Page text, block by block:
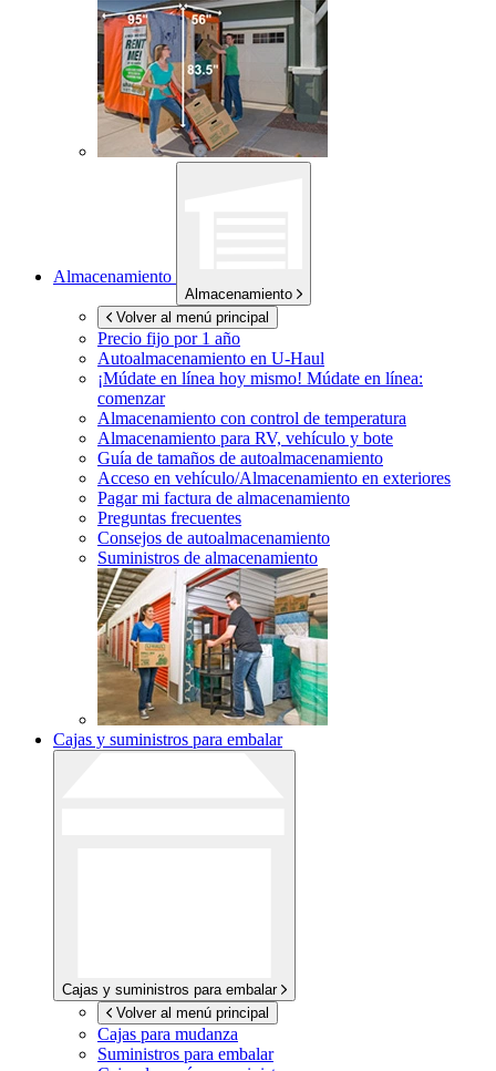
Almacenamiento
Almacenamiento
Volver al menú principal
Precio fijo por 1 año
Autoalmacenamiento en U-Haul
¡Múdate en línea hoy mismo! Múdate en línea:
comenzar
Almacenamiento con control de temperatura
Almacenamiento para RV, vehículo y bote
Guía de tamaños de autoalmacenamiento
Acceso en vehículo/Almacenamiento en exteriores
Pagar mi factura de almacenamiento
Preguntas frecuentes
Consejos de autoalmacenamiento
Suministros de almacenamiento
Cajas y suministros para embalar
Cajas y suministros para embalar
Volver al menú principal
Cajas para mudanza
Suministros para embalar